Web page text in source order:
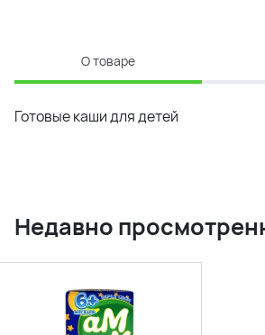
О товаре
Готовые каши для детей
Недавно